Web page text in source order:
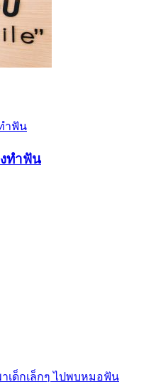
ทำฟัน
เด็กเล็กๆ ไปพบหมอฟัน